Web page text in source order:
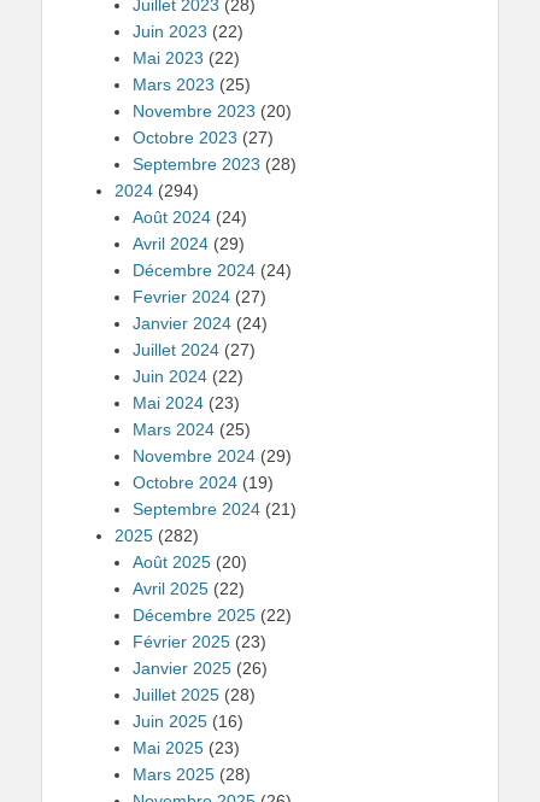
Juillet 2023 (28)
Juin 2023 (22)
Mai 2023 (22)
Mars 2023 (25)
Novembre 2023 (20)
Octobre 2023 (27)
Septembre 2023 (28)
2024 (294)
Août 2024 (24)
Avril 2024 (29)
Décembre 2024 (24)
Fevrier 2024 (27)
Janvier 2024 (24)
Juillet 2024 (27)
Juin 2024 (22)
Mai 2024 (23)
Mars 2024 (25)
Novembre 2024 (29)
Octobre 2024 (19)
Septembre 2024 (21)
2025 (282)
Août 2025 (20)
Avril 2025 (22)
Décembre 2025 (22)
Février 2025 (23)
Janvier 2025 (26)
Juillet 2025 (28)
Juin 2025 (16)
Mai 2025 (23)
Mars 2025 (28)